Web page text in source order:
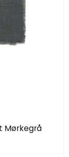
Mørkegrå